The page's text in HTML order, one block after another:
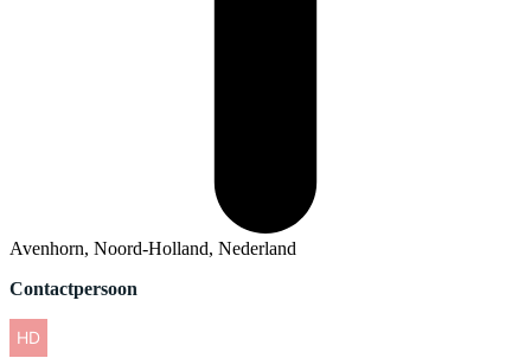
Avenhorn, Noord-Holland, Nederland
Contactpersoon